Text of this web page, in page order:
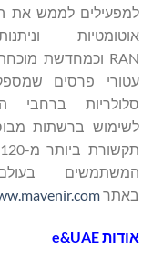
עטורי פרסים
סלולריות
המשתמשים
באתר
אודות e&UAE